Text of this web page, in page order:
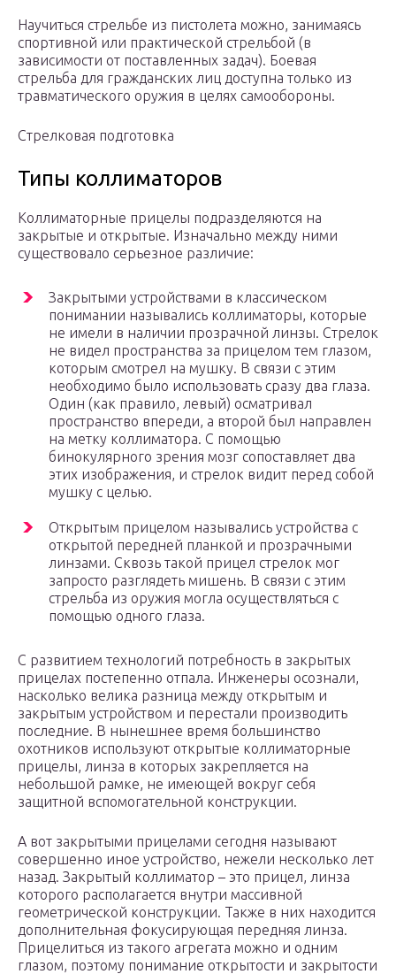
Научиться стрельбе из пистолета можно, занимаясь
спортивной или практической стрельбой (в
зависимости от поставленных задач). Боевая
стрельба для гражданских лиц доступна только из
травматического оружия в целях самообороны.
Стрелковая подготовка
Типы коллиматоров
Коллиматорные прицелы подразделяются на
закрытые и открытые. Изначально между ними
существовало серьезное различие:
Закрытыми устройствами в классическом
понимании назывались коллиматоры, которые
не имели в наличии прозрачной линзы. Стрелок
не видел пространства за прицелом тем глазом,
которым смотрел на мушку. В связи с этим
необходимо было использовать сразу два глаза.
Один (как правило, левый) осматривал
пространство впереди, а второй был направлен
на метку коллиматора. С помощью
бинокулярного зрения мозг сопоставляет два
этих изображения, и стрелок видит перед собой
мушку с целью.
Открытым прицелом назывались устройства с
открытой передней планкой и прозрачными
линзами. Сквозь такой прицел стрелок мог
запросто разглядеть мишень. В связи с этим
стрельба из оружия могла осуществляться с
помощью одного глаза.
С развитием технологий потребность в закрытых
прицелах постепенно отпала. Инженеры осознали,
насколько велика разница между открытым и
закрытым устройством и перестали производить
последние. В нынешнее время большинство
охотников используют открытые коллиматорные
прицелы, линза в которых закрепляется на
небольшой рамке, не имеющей вокруг себя
защитной вспомогательной конструкции.
А вот закрытыми прицелами сегодня называют
совершенно иное устройство, нежели несколько лет
назад. Закрытый коллиматор – это прицел, линза
которого располагается внутри массивной
геометрической конструкции. Также в них находится
дополнительная фокусирующая передняя линза.
Прицелиться из такого агрегата можно и одним
глазом, поэтому понимание открытости и закрытости